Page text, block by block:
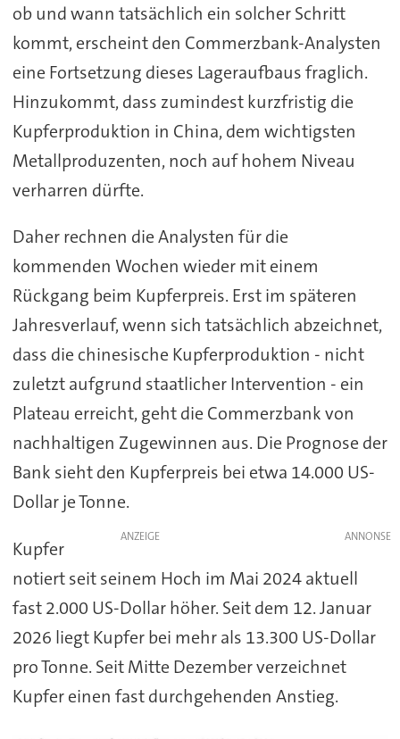
ob und wann tatsächlich ein solcher Schritt
kommt, erscheint den Commerzbank-Analysten
eine Fortsetzung dieses Lageraufbaus fraglich.
Hinzukommt, dass zumindest kurzfristig die
Kupferproduktion in China, dem wichtigsten
Metallproduzenten, noch auf hohem Niveau
verharren dürfte.
Daher rechnen die Analysten für die
kommenden Wochen wieder mit einem
Rückgang beim Kupferpreis. Erst im späteren
Jahresverlauf, wenn sich tatsächlich abzeichnet,
dass die chinesische Kupferproduktion - nicht
zuletzt aufgrund staatlicher Intervention - ein
Plateau erreicht, geht die Commerzbank von
nachhaltigen Zugewinnen aus. Die Prognose der
Bank sieht den Kupferpreis bei etwa 14.000 US-
Dollar je Tonne.
ANZEIGE
Kupfer
notiert seit seinem Hoch im Mai 2024 aktuell
fast 2.000 US-Dollar höher. Seit dem 12. Januar
2026 liegt Kupfer bei mehr als 13.300 US-Dollar
pro Tonne. Seit Mitte Dezember verzeichnet
Kupfer einen fast durchgehenden Anstieg.